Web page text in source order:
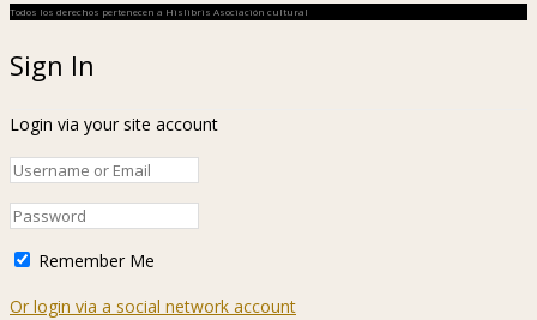
Todos los derechos pertenecen a Hislibris Asociación cultural
Sign In
Login via your site account
Remember Me
Or login via a social network account